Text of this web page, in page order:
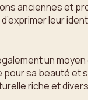
anciennes et
leur
un
sa beauté
riche et